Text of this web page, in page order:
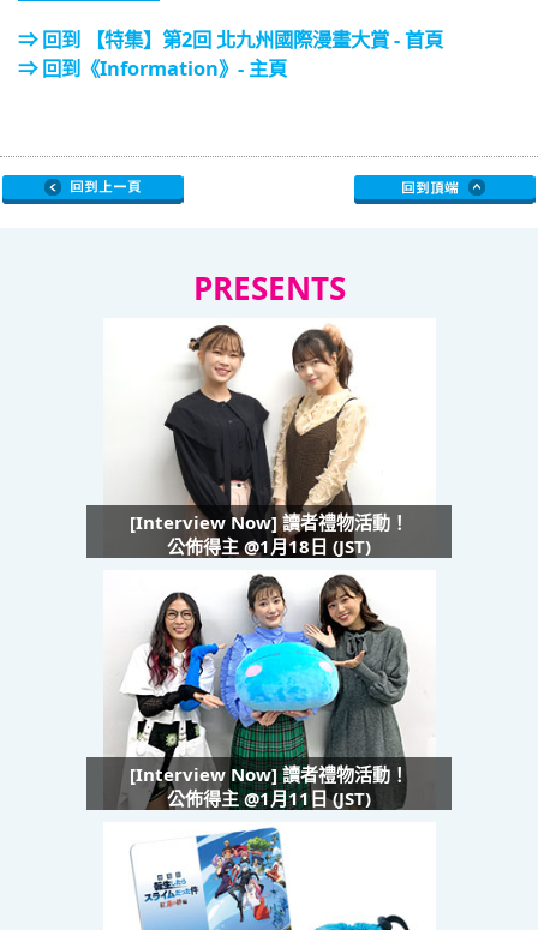
⇒ 回到 【特集】第2回 北九州國際漫畫大賞 - 首頁
⇒ 回到《Information》- 主頁
PRESENTS
[Interview Now] 讀者禮物活動！
公佈得主 @1月18日 (JST)
[Interview Now] 讀者禮物活動！
公佈得主 @1月11日 (JST)